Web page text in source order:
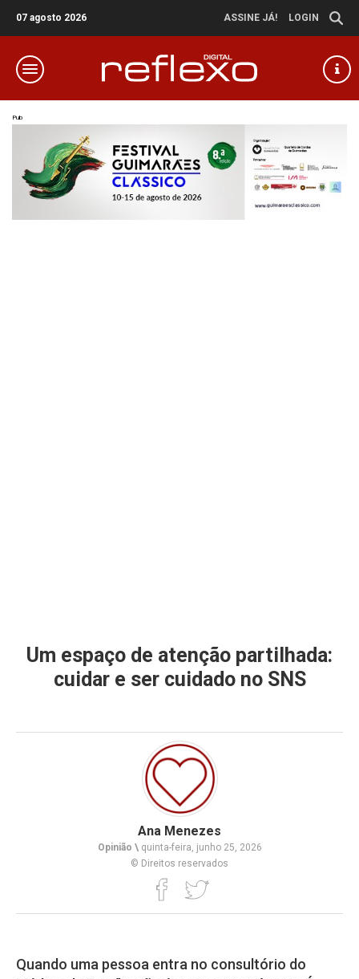
07 agosto 2026 ASSINE JÁ! LOGIN
Pub
Um espaço de atenção partilhada:
cuidar e ser cuidado no SNS
Ana Menezes
Opinião \quinta-feira, junho 25, 2026
© Direitos reservados
Quando uma pessoa entra no consultório do